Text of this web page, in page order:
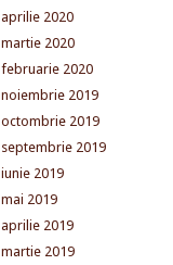
aprilie 2020
martie 2020
februarie 2020
noiembrie 2019
octombrie 2019
septembrie 2019
iunie 2019
mai 2019
aprilie 2019
martie 2019